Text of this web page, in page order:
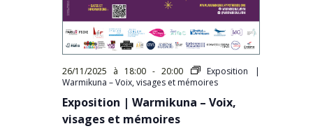
26/11/2025 à 18:00-20:00
Exposition |
Warmikuna – Voix, visages et mémoires
Exposition | Warmikuna – Voix,
visages et mémoires